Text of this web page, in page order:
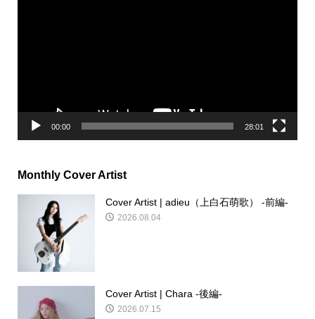
00:00 28:01
Monthly Cover Artist
Cover Artist | adieu（上白石萌歌） -前編-
2026.08.04
Cover Artist | Chara -後編-
2026.07.15